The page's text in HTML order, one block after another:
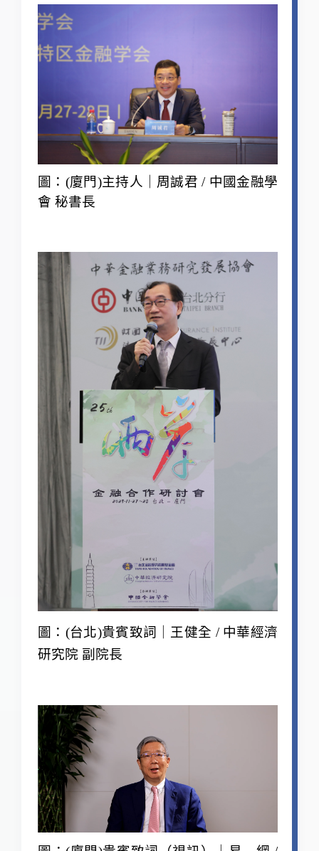
圖：(廈門)主持人｜ 周誠君 / 中國金融學
會 秘書長
圖：(台北)貴賓致詞｜王健全 / 中華經濟
研究院 副院長